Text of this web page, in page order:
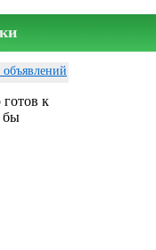
объявлений
к
бы